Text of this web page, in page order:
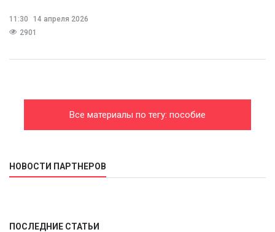
11:30
14 апреля 2026
2901
Все материалы по тегу: пособие
НОВОСТИ ПАРТНЕРОВ
ПОСЛЕДНИЕ СТАТЬИ